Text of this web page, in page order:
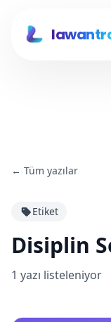
← Tüm yazılar
Etiket
Disiplin
1 yazı listeleniyor